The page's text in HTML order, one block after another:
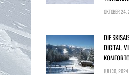
OKTOBER
DIE
DIGITAL,
JULI 30, 2024